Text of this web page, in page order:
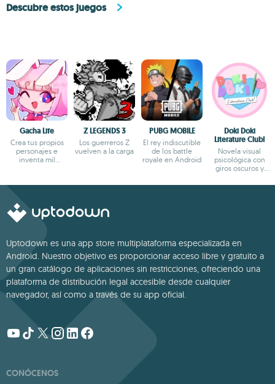
Descubre estos juegos
Gacha Life
Crea tus propios
personajes e
inventa mil
Z LEGENDS 3
Los guerreros Z
vuelven a la carga
PUBG MOBILE
El rey indiscutible
de los battle
royale en Android
Doki Doki
Literature Club!
Novela visual
psicológica con
giros oscuros y
Uptodown es una app store multiplataforma especializada en
Android. Nuestro objetivo es proporcionar acceso libre y gratuito a
un gran catálogo de aplicaciones sin restricciones, ofreciendo una
plataforma de distribución legal accesible desde cualquier
navegador, así como a través de su app oficial.
CONÓCENOS